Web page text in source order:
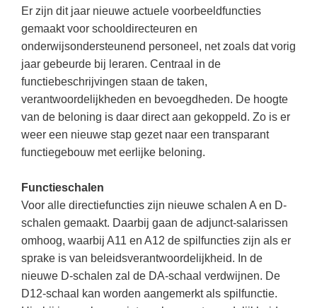
Sprookjes
Startpagina onderwijs
Tweede Wereldoorlog
Studieschuld & Hypotheek
Middelbare school niveaus
Studenten laptop
Docentenplein nieuwsbrief
Nieuwsbrief archief
Onderwijs CV
Schoolvakanties
Huiswerkbegeleiding
Huiswerkbegeleider zoeken
Huiswerkbegeleider worden
Er zijn dit jaar nieuwe actuele voorbeeldfuncties
gemaakt voor schooldirecteuren en
onderwijsondersteunend personeel, net zoals dat vorig
jaar gebeurde bij leraren. Centraal in de
functiebeschrijvingen staan de taken,
verantwoordelijkheden en bevoegdheden. De hoogte
van de beloning is daar direct aan gekoppeld. Zo is er
weer een nieuwe stap gezet naar een transparant
functiegebouw met eerlijke beloning.
Functieschalen
Voor alle directiefuncties zijn nieuwe schalen A en D-
schalen gemaakt. Daarbij gaan de adjunct-salarissen
omhoog, waarbij A11 en A12 de spilfuncties zijn als er
sprake is van beleidsverantwoordelijkheid. In de
nieuwe D-schalen zal de DA-schaal verdwijnen. De
D12-schaal kan worden aangemerkt als spilfunctie.